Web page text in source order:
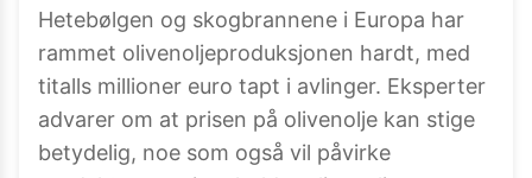
Hetebølgen og skogbrannene i Europa har
rammet olivenoljeproduksjonen hardt, med
titalls millioner euro tapt i avlinger. Eksperter
advarer om at prisen på olivenolje kan stige
betydelig, noe som også vil påvirke